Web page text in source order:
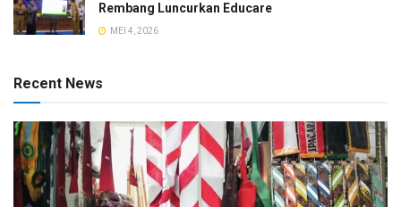
Rembang Luncurkan Educare
MEI 4, 2026
Recent News